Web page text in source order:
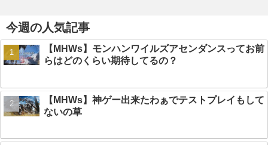
今週の人気記事
【MHWs】モンハンワイルズアセンダンスってお前
らはどのくらい期待してるの？
【MHWs】神ゲー出来たわぁでテストプレイもして
ないの草